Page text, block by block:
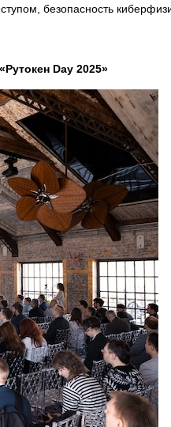
безопасность
Day 2025»